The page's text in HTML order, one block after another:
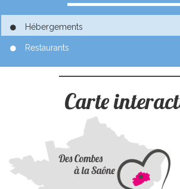
Hébergements
Restaurants
Carte